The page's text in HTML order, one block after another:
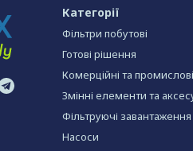
Категорії
Фільтри побутові
Готові рішення
Комерційні та промислові
Змінні елементи та
Фільтруючі завантаження
Насоси